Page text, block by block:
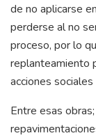
de no aplicarse
perderse al no
proceso, por lo
replanteamiento
acciones
Entre esas